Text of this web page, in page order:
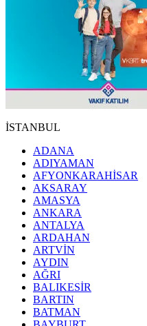
İSTANBUL
ADANA
ADIYAMAN
AFYONKARAHİSAR
AKSARAY
AMASYA
ANKARA
ANTALYA
ARDAHAN
ARTVİN
AYDIN
AĞRI
BALIKESİR
BARTIN
BATMAN